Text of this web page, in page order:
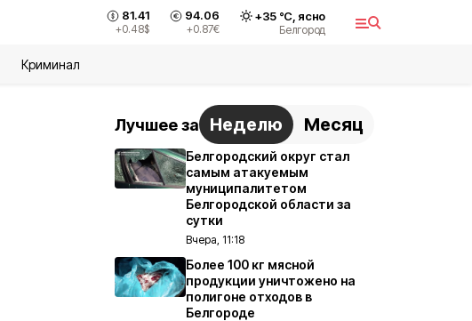
81.41
+0.48$
94.06
+0.87€
+35°С, ясно
Белгород
Криминал
Лучшее за Неделю Месяц
Белгородский округ стал
самым атакуемым
муниципалитетом
Белгородской области за
сутки
Вчера, 11:18
Более 100 кг мясной
продукции уничтожено на
полигоне отходов в
Белгороде